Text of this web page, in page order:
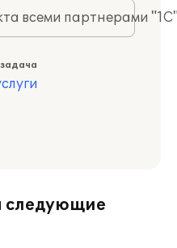
всеми партнерами
следующие